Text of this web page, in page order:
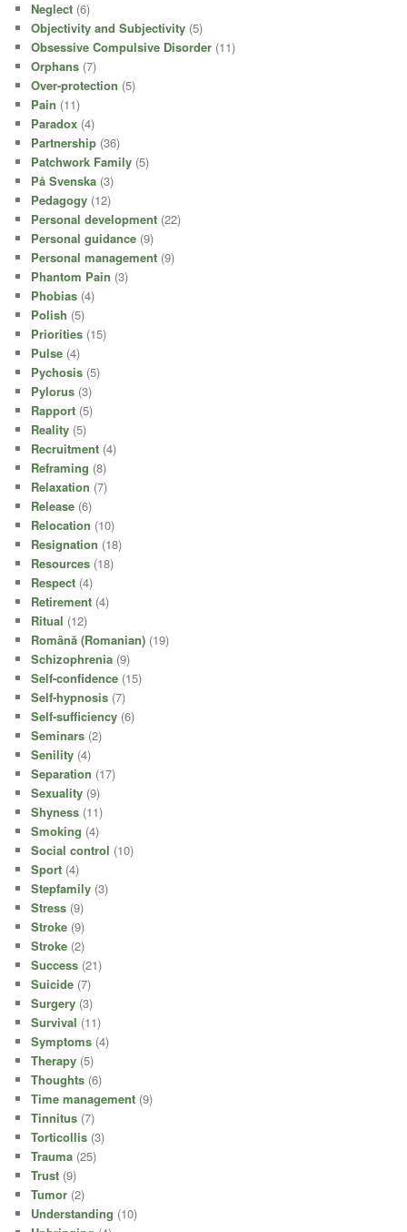
Neglect (6)
Objectivity and Subjectivity (5)
Obsessive Compulsive Disorder (11)
Orphans (7)
Over-protection (5)
Pain (11)
Paradox (4)
Partnership (36)
Patchwork Family (5)
På Svenska (3)
Pedagogy (12)
Personal development (22)
Personal guidance (9)
Personal management (9)
Phantom Pain (3)
Phobias (4)
Polish (5)
Priorities (15)
Pulse (4)
Pychosis (5)
Pylorus (3)
Rapport (5)
Reality (5)
Recruitment (4)
Reframing (8)
Relaxation (7)
Release (6)
Relocation (10)
Resignation (18)
Resources (18)
Respect (4)
Retirement (4)
Ritual (12)
Română (Romanian) (19)
Schizophrenia (9)
Self-confidence (15)
Self-hypnosis (7)
Self-sufficiency (6)
Seminars (2)
Senility (4)
Separation (17)
Sexuality (9)
Shyness (11)
Smoking (4)
Social control (10)
Sport (4)
Stepfamily (3)
Stress (9)
Stroke (9)
Stroke (2)
Success (21)
Suicide (7)
Surgery (3)
Survival (11)
Symptoms (4)
Therapy (5)
Thoughts (6)
Time management (9)
Tinnitus (7)
Torticollis (3)
Trauma (25)
Trust (9)
Tumor (2)
Understanding (10)